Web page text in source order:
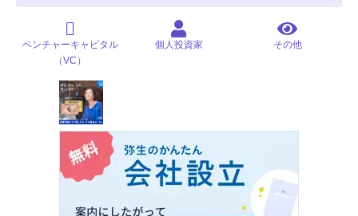
ベンチャーキャピタル
（VC）
個人投資家 その他